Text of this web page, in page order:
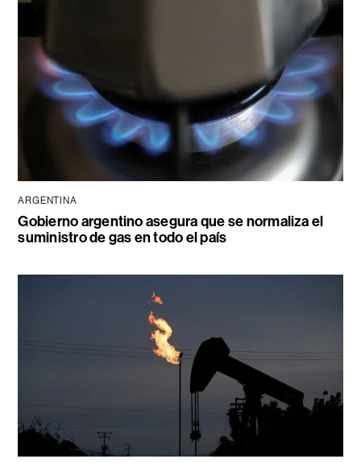
ARGENTINA
Gobierno argentino asegura que se normaliza el
suministro de gas en todo el país